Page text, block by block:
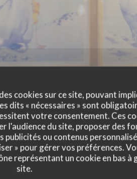
cookies sur ce site, pouvant
dits « nécessaires » sont
votre consentement. Ces
l'audience du site, proposer des
publicités ou contenus
» pour gérer vos préférences.
représentant un cookie en bas à
site.